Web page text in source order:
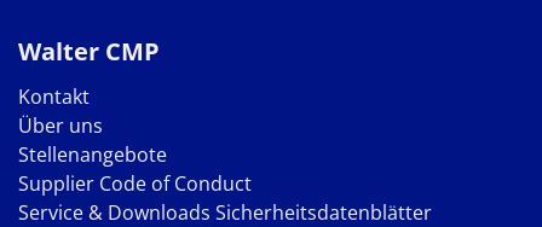
Walter CMP
Kontakt
Über uns
Stellenangebote
Supplier Code of Conduct
Service & Downloads Sicherheitsdatenblätter